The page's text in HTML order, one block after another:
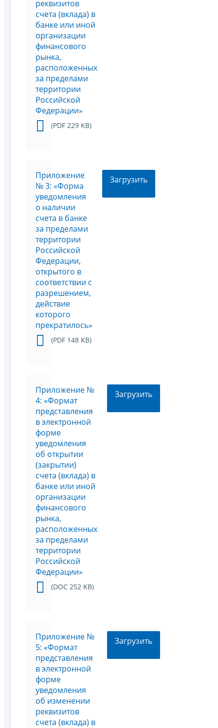
реквизитов
счета (вклада) в
банке или иной
организации
финансового
рынка,
расположенных
за пределами
территории
Российской
Федерации»
(PDF 229 KB)
Приложение
№ 3: «Форма
уведомления
о наличии
счета в банке
за пределами
территории
Российской
Федерации,
открытого в
соответствии с
разрешением,
действие
которого
прекратилось»
(PDF 148 KB)
Загрузить
Приложение №
4: «Формат
представления
в электронной
форме
уведомления
об открытии
(закрытии)
счета (вклада) в
банке или иной
организации
финансового
рынка,
расположенных
за пределами
территории
Российской
Федерации»
(DOC 252 KB)
Загрузить
Приложение №
5: «Формат
представления
в электронной
форме
уведомления
об изменении
реквизитов
счета (вклада) в
Загрузить